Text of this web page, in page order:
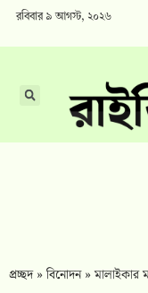
রবিবার ৯ আগস্ট, ২০২৬
প্রচ্ছদ»বিনোদন»মালাইকার